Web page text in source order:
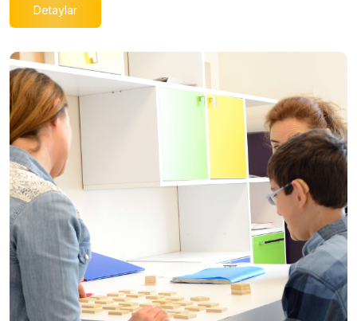
Detaylar